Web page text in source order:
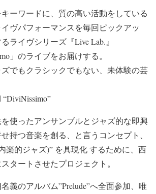
キーワードに、質の高い活動をしている
ヴパフォーマンスを毎回ピックアッ
ライヴシリーズ『Live Lab.』
」のライブをお届けする。
でもクラシックでもない、未体験の芸
“DiviNissimo”
使ったアンサンブルとジャズ的な即興
持つ音楽を創る、と言うコンセプト、
楽的ジャズ)” を具現化 するために、西
タートさせたプロジェクト。
義のアルバム”Prelude”へ全面参加、唯